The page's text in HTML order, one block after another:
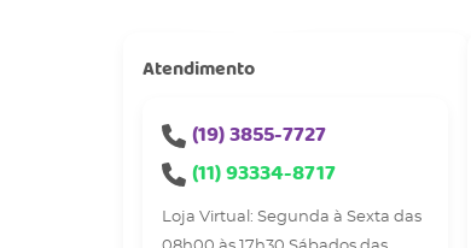
Atendimento
(19)3855-7727
(11)93334-8717
Loja Virtual: Segunda à Sexta das